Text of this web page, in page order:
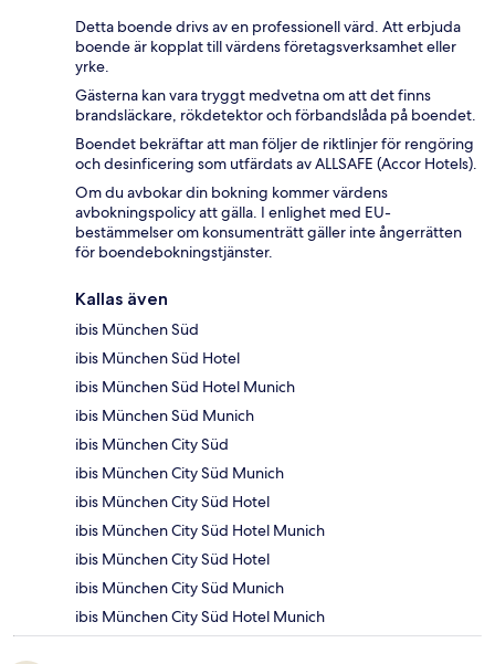
Detta boende drivs av en professionell värd. Att erbjuda
boende är kopplat till värdens företagsverksamhet eller
yrke.
Gästerna kan vara tryggt medvetna om att det finns
brandsläckare, rökdetektor och förbandslåda på boendet.
Boendet bekräftar att man följer de riktlinjer för rengöring
och desinficering som utfärdats av ALLSAFE (Accor Hotels).
Om du avbokar din bokning kommer värdens
avbokningspolicy att gälla. I enlighet med EU-
bestämmelser om konsumenträtt gäller inte ångerrätten
för boendebokningstjänster.
Kallas även
ibis München Süd
ibis München Süd Hotel
ibis München Süd Hotel Munich
ibis München Süd Munich
ibis München City Süd
ibis München City Süd Munich
ibis München City Süd Hotel
ibis München City Süd Hotel Munich
ibis München City Süd Hotel
ibis München City Süd Munich
ibis München City Süd Hotel Munich